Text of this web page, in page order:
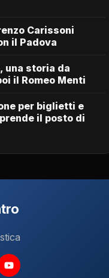
Carissoni
il Padova
una storia da
il Romeo Menti
per biglietti e
il posto di